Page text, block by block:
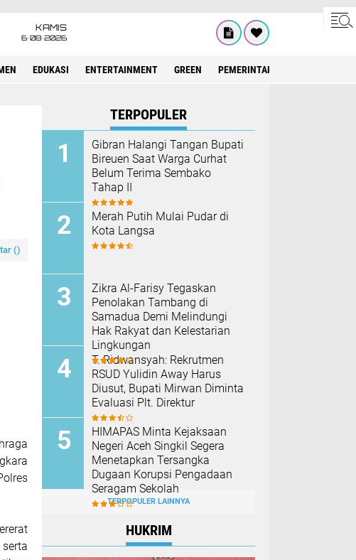
KAMIS
6•08•2026
EDUKASI ENTERTAINMENT GREEN PEMERINTAH ACEH
()
TERPOPULER
Gibran Halangi Tangan Bupati
Bireuen Saat Warga Curhat
Belum Terima Sembako
Tahap II
Merah Putih Mulai Pudar di
Kota Langsa
Zikra Al-Farisy Tegaskan
Penolakan Tambang di
Samadua Demi Melindungi
Hak Rakyat dan Kelestarian
Lingkungan
T. Ridwansyah: Rekrutmen
RSUD Yulidin Away Harus
Diusut, Bupati Mirwan Diminta
Evaluasi Plt. Direktur
HIMAPAS Minta Kejaksaan
Negeri Aceh Singkil Segera
Menetapkan Tersangka
Dugaan Korupsi Pengadaan
Seragam Sekolah
TERPOPULER LAINNYA
HUKRIM